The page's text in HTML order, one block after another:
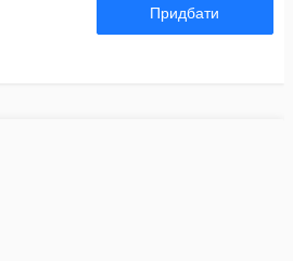
Придбати